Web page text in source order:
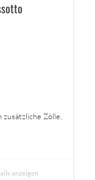
zusätzliche Zölle,
anzeigen